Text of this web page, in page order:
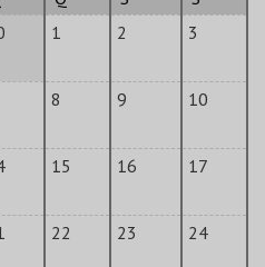
1 2 3
8 9 10
15 16 17
22 23 24